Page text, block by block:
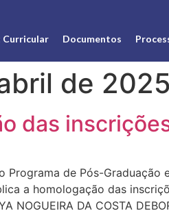
Documentos
de 2025
das
Programa de Pós-Graduação
a homologação das
NOGUEIRA DA COSTA